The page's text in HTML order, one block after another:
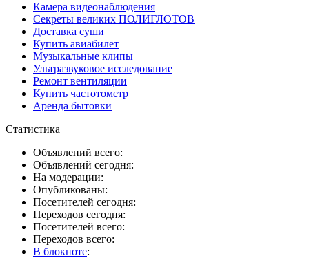
Камера видеонаблюдения
Секреты великих ПОЛИГЛОТОВ
Доставка суши
Купить авиабилет
Музыкальные клипы
Ультразвуковое исследование
Ремонт вентиляции
Купить частотометр
Аренда бытовки
Статистика
Объявлений всего:
Объявлений сегодня:
На модерации:
Опубликованы:
Посетителей сегодня:
Переходов сегодня:
Посетителей всего:
Переходов всего:
В блокноте: